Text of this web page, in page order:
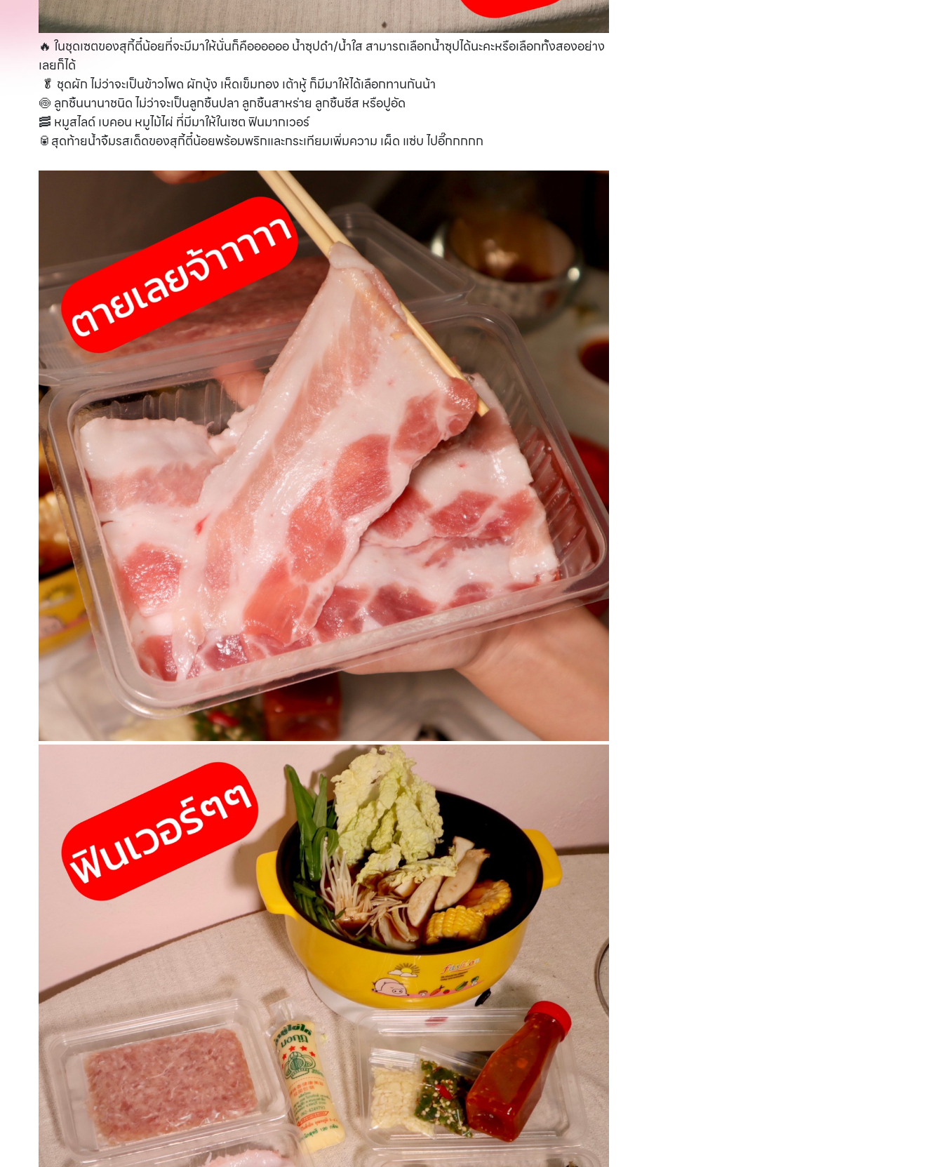
🔥 ในชุดเซตของสุกี้ตี๋น้อยที่จะมีมาให้นั่นก็คืออออออ น้ำซุปดำ/น้ำใส สามารถเลือกน้ำซุปได้นะคะหรือเลือกทั้งสองอย่าง
เลยก็ได้
🥬 ชุดผัก ไม่ว่าจะเป็นข้าวโพด ผักบุ้ง เห็ดเข็มทอง เต้าหู้ ก็มีมาให้ได้เลือกทานกันน้า
🍥 ลูกชิ้นนานาชนิด ไม่ว่าจะเป็นลูกชิ้นปลา ลูกชิ้นสาหร่าย ลูกชิ้นชีส หรือปูอัด
🥓 หมูสไลด์ เบคอน หมูไม้ไผ่ ที่มีมาให้ในเซต ฟินมากเวอร์
🥫สุดท้ายน้ำจิ้มรสเด็ดของสุกี้ตี๋น้อยพร้อมพริกและกระเทียมเพิ่มความ เผ็ด แซ่บ ไปอี๊กกกกก